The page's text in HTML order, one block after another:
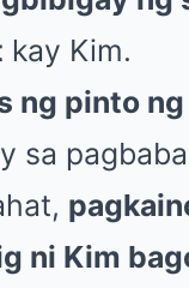
kay Kim.
ng pinto
sa
ni Kim